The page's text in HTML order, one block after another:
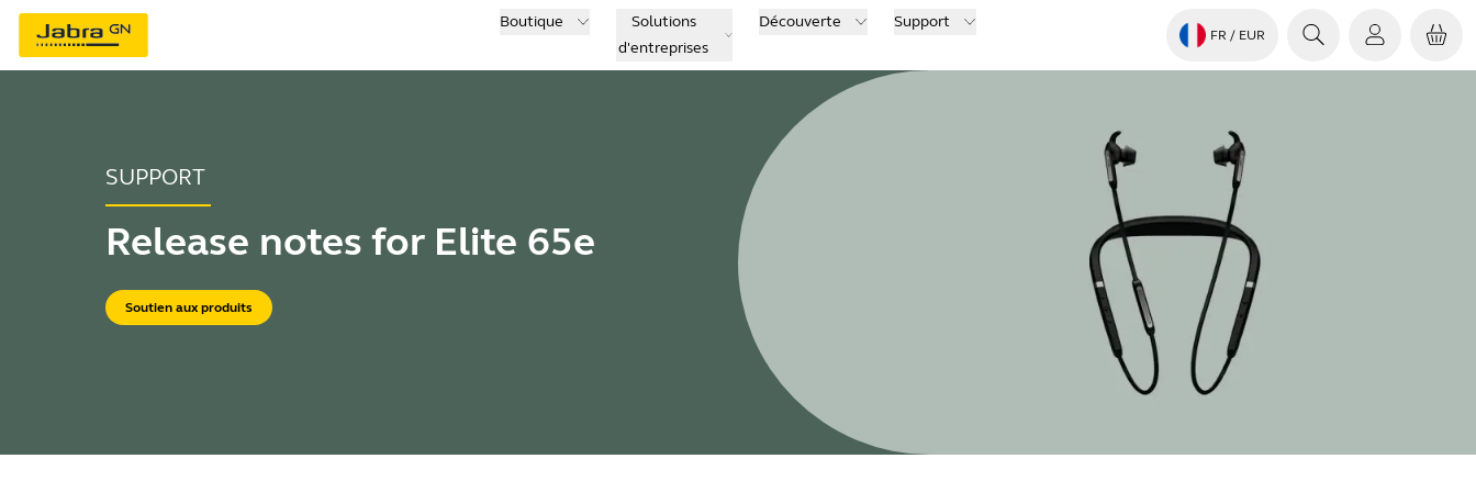
Boutique
Solutions
d'entreprises
Découverte Support
FR / EUR
SUPPORT
Release notes for Elite 65e
Soutien aux produits